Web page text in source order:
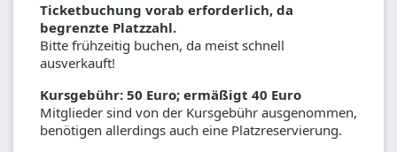
Ticketbuchung vorab erforderlich, da
begrenzte Platzzahl.
Bitte frühzeitig buchen, da meist schnell
ausverkauft!
Kursgebühr: 50 Euro; ermäßigt 40 Euro
Mitglieder sind von der Kursgebühr ausgenommen,
benötigen allerdings auch eine Platzreservierung.